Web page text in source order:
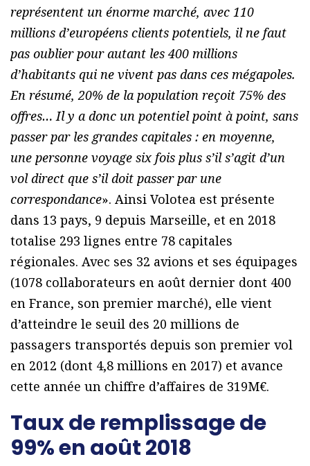
représentent un énorme marché, avec 110
millions d’européens clients potentiels, il ne faut
pas oublier pour autant les 400 millions
d’habitants qui ne vivent pas dans ces mégapoles.
En résumé, 20% de la population reçoit 75% des
offres… Il y a donc un potentiel point à point, sans
passer par les grandes capitales : en moyenne,
une personne voyage six fois plus s’il s’agit d’un
vol direct que s’il doit passer par une
correspondance». Ainsi Volotea est présente
dans 13 pays, 9 depuis Marseille, et en 2018
totalise 293 lignes entre 78 capitales
régionales. Avec ses 32 avions et ses équipages
(1078 collaborateurs en août dernier dont 400
en France, son premier marché), elle vient
d’atteindre le seuil des 20 millions de
passagers transportés depuis son premier vol
en 2012 (dont 4,8 millions en 2017) et avance
cette année un chiffre d’affaires de 319M€.
Taux de remplissage de
99% en août 2018